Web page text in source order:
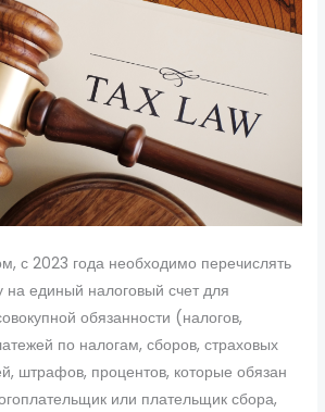
с 2023 года необходимо перечислять
единый налоговый счет для
обязанности (налогов,
по налогам, сборов, страховых
штрафов, процентов, которые обязан
или плательщик сбора,